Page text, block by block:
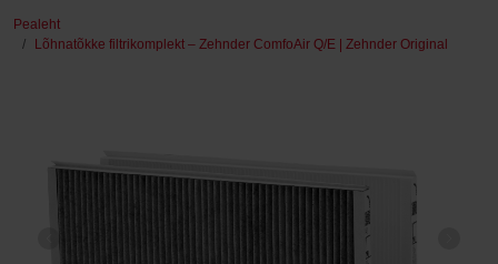
Pealeht
Lõhnatõkke filtrikomplekt – Zehnder ComfoAir Q/E | Zehnder Original